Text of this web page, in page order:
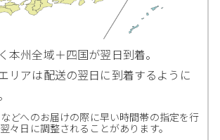
本州全域＋四国が翌日到着。
リアは配送の翌日に到着するように
どへのお届けの際に早い時間帯の指定を行
々日に調整されることがあります。